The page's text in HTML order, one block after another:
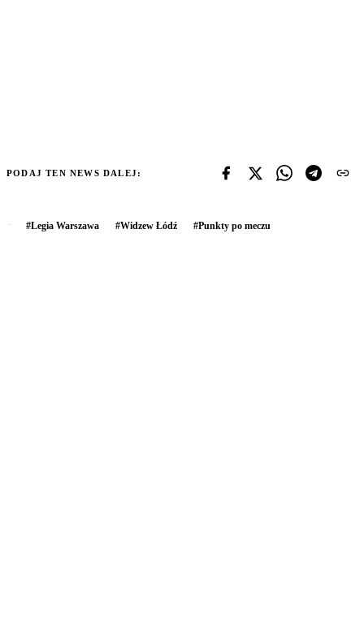
PODAJ TEN NEWS DALEJ:
#Legia Warszawa #Widzew Łódź #Punkty po meczu